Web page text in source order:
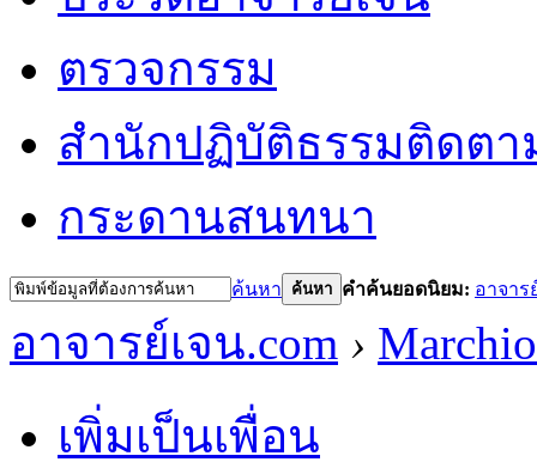
ตรวจกรรม
สำนักปฏิบัติธรรมติดต
กระดานสนทนา
ค้นหา ค้นหา คำค้นยอดนิยม: อาจาร
อาจารย์เจน.com ›
เพิ่มเป็นเพื่อน